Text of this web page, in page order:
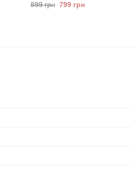
899грн Оригінальна
799грнПоточна